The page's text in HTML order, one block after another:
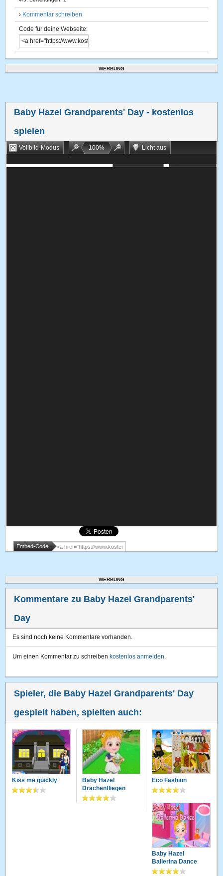
› Kommentar schreiben
Code für deine Webseite:
WERBUNG
Baby Hazel Grandparents' Day - kostenlos
spielen
Vollbild-Modus 100%
Licht aus
Embed-Code:
WERBUNG
Kommentare zu Baby Hazel Grandparents'
Day
Es sind noch keine Kommentare vorhanden.
Um einen Kommentar zu schreiben kostenlos anmelden.
Spieler, die Baby Hazel Grandparents' Day
gespielt haben, spielten auch:
Kiss me quickly
Baby Hazel
Drachenfliegen
Eco Fashion
Baby Hazel
Ballerina Dance